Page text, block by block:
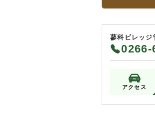
蓼科ビレッジ
0266-
アクセス